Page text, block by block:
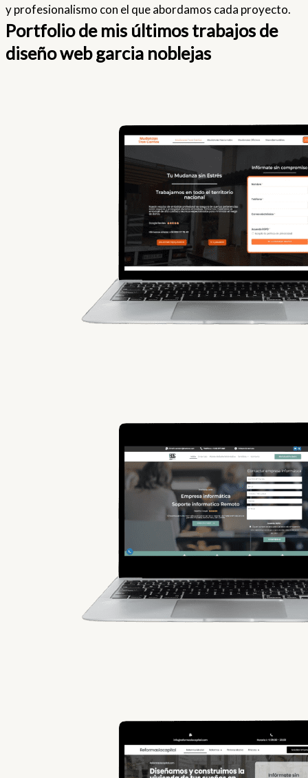
y profesionalismo con el que abordamos cada proyecto.
Portfolio de mis últimos trabajos de
diseño web garcia noblejas